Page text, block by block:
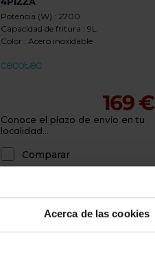
Acerca de las cookies
Potencia (W) : 2700
Capacidad de fritura : 9L
Color : Acero inoxidable
169 €
Conoce el plazo de envío en tu
localidad...
Comparar
Envío gratis